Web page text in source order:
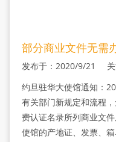
部分商业文件无需
发布于：2020/9/21 关
约旦驻华大使馆通知：
有关部门新规定和流程
费认证名录所列商业文
使馆的产地证、发票、